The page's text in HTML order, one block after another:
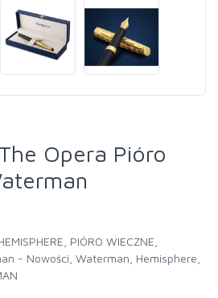
Opera Pióro
PIÓRO WIECZNE
- Nowości Waterman Hemisphere